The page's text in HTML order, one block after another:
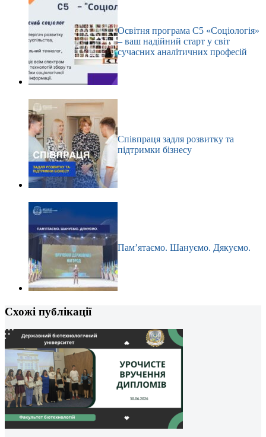
Освітня програма С5 «Соціологія»
– ваш надійний старт у світ
сучасних аналітичних професій
Співпраця задля розвитку та
підтримки бізнесу
Пам’ятаємо. Шануємо. Дякуємо.
Схожі публікації